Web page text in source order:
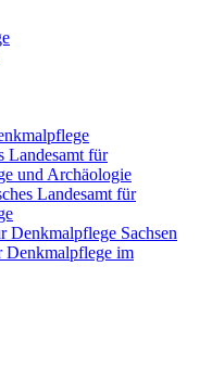
Landesamt für
und Archäologie
Landesamt für
Denkmalpflege Sachsen
im